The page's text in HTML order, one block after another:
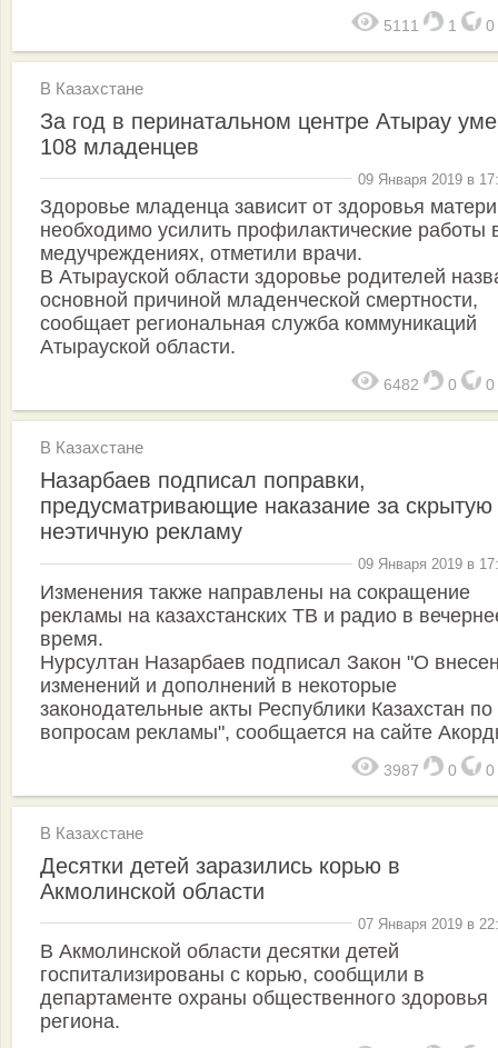
5111 1 0
В Казахстане
За год в перинатальном центре Атырау
108 младенцев
09 Января 2019 в
Здоровье младенца зависит от здоровья
необходимо усилить профилактические работы
медучреждениях, отметили врачи.
В Атырауской области здоровье родителей
основной причиной младенческой смертности,
сообщает региональная служба коммуникаций
Атырауской области.
6482 0 0
В Казахстане
Назарбаев подписал поправки,
предусматривающие наказание за скрытую
неэтичную рекламу
09 Января 2019 в
Изменения также направлены на сокращение
рекламы на казахстанских ТВ и радио в
время.
Нурсултан Назарбаев подписал Закон "О
изменений и дополнений в некоторые
законодательные акты Республики Казахстан по
вопросам рекламы", сообщается на сайте
3987 0 0
В Казахстане
Десятки детей заразились корью в
Акмолинской области
07 Января 2019 в
В Акмолинской области десятки детей
госпитализированы с корью, сообщили в
департаменте охраны общественного здоровья
региона.